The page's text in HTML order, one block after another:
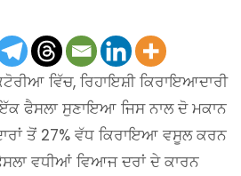
ਵਿੱਚ, ਰਿਹਾਇਸ਼ੀ ਕਿਰਾਇਆਦਾਰੀ
ਫੈਸਲਾ ਸੁਣਾਇਆ ਜਿਸ ਨਾਲ ਦੋ ਮਕਾਨ
ਤੋਂ 27% ਵੱਧ ਕਿਰਾਇਆ ਵਸੂਲ ਕਰਨ
ਵਧੀਆਂ ਵਿਆਜ ਦਰਾਂ ਦੇ ਕਾਰਨ